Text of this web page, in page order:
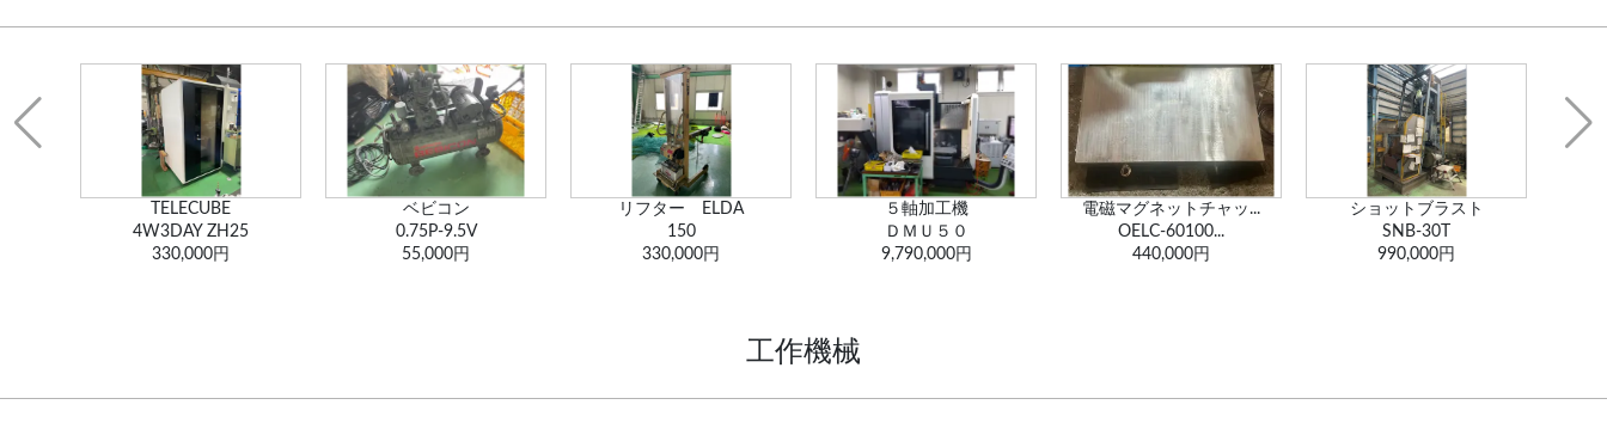
ベビコン
0.75P-9.5V
55,000円
リフター ELDA
150
330,000円
５軸加工機
ＤＭＵ５０
9,790,000円
電磁マグネットチャッ...
OELC-60100...
440,000円
ショットブラスト
SNB-30T
990,000円
立型マシニングセンター
V55パレットチェンジ付き
3,850,000円
工作機械